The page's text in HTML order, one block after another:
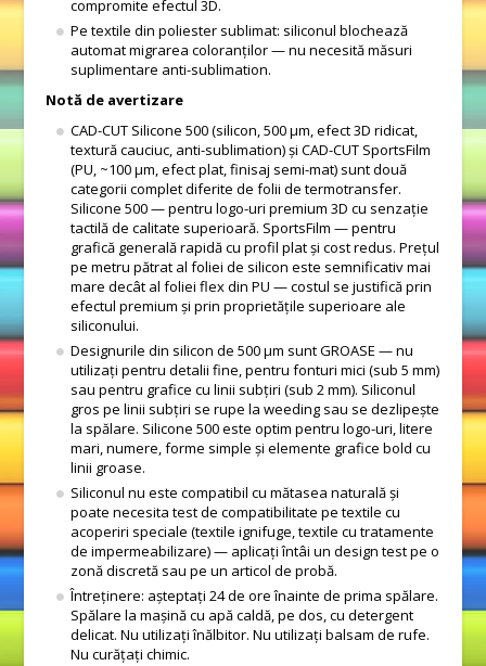
compromite efectul 3D.
Pe textile din poliester sublimat: siliconul blochează
automat migrarea coloranților — nu necesită măsuri
suplimentare anti-sublimation.
Notă de avertizare
CAD-CUT Silicone 500 (silicon, 500 μm, efect 3D ridicat,
textură cauciuc, anti-sublimation) și CAD-CUT SportsFilm
(PU, ~100 μm, efect plat, finisaj semi-mat) sunt două
categorii complet diferite de folii de termotransfer.
Silicone 500 — pentru logo-uri premium 3D cu senzație
tactilă de calitate superioară. SportsFilm — pentru
grafică generală rapidă cu profil plat și cost redus. Prețul
pe metru pătrat al foliei de silicon este semnificativ mai
mare decât al foliei flex din PU — costul se justifică prin
efectul premium și prin proprietățile superioare ale
siliconului.
Designurile din silicon de 500 μm sunt GROASE — nu
utilizați pentru detalii fine, pentru fonturi mici (sub 5 mm)
sau pentru grafice cu linii subțiri (sub 2 mm). Siliconul
gros pe linii subțiri se rupe la weeding sau se dezlipește
la spălare. Silicone 500 este optim pentru logo-uri, litere
mari, numere, forme simple și elemente grafice bold cu
linii groase.
Siliconul nu este compatibil cu mătasea naturală și
poate necesita test de compatibilitate pe textile cu
acoperiri speciale (textile ignifuge, textile cu tratamente
de impermeabilizare) — aplicați întâi un design test pe o
zonă discretă sau pe un articol de probă.
Întreținere: așteptați 24 de ore înainte de prima spălare.
Spălare la mașină cu apă caldă, pe dos, cu detergent
delicat. Nu utilizați înălbitor. Nu utilizați balsam de rufe.
Nu curățați chimic.